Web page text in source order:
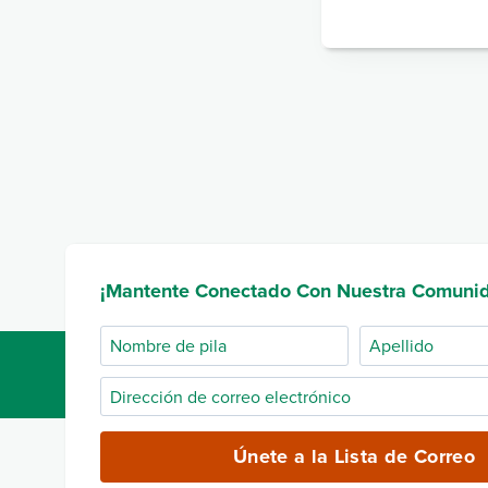
¡Mantente Conectado Con Nuestra
Nombre
de
pila
Apellido
Dirección
de
electrónico
Únete a la Lista de Correo